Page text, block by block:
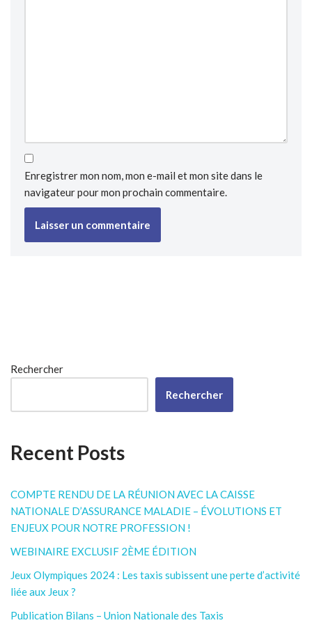
Enregistrer mon nom, mon e-mail et mon site dans le
navigateur pour mon prochain commentaire.
Rechercher
Rechercher
Recent Posts
COMPTE RENDU DE LA RÉUNION AVEC LA CAISSE
NATIONALE D’ASSURANCE MALADIE – ÉVOLUTIONS ET
ENJEUX POUR NOTRE PROFESSION !
WEBINAIRE EXCLUSIF 2ÈME ÉDITION
Jeux Olympiques 2024 : Les taxis subissent une perte d’activité
liée aux Jeux ?
Publication Bilans – Union Nationale des Taxis